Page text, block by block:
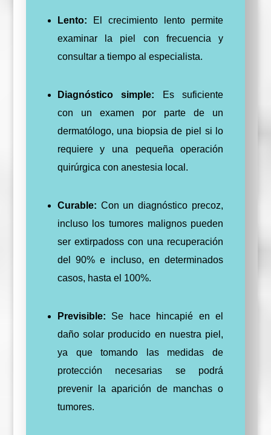
Lento: El crecimiento lento permite
examinar la piel con frecuencia y
consultar a tiempo al especialista.
Diagnóstico simple: Es suficiente
con un examen por parte de un
dermatólogo, una biopsia de piel si lo
requiere y una pequeña operación
quirúrgica con anestesia local.
Curable: Con un diagnóstico precoz,
incluso los tumores malignos pueden
ser extirpadoss con una recuperación
del 90% e incluso, en determinados
casos, hasta el 100%.
Previsible: Se hace hincapié en el
daño solar producido en nuestra piel,
ya que tomando las medidas de
protección necesarias se podrá
prevenir la aparición de manchas o
tumores.